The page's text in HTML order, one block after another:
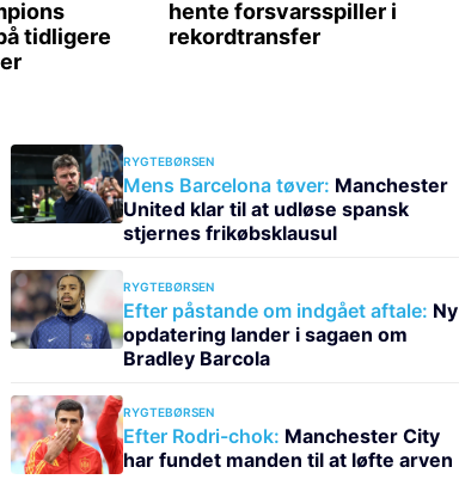
RYGTEBØRSEN
Mens Barcelona tøver: Manchester
United klar til at udløse spansk
stjernes frikøbsklausul
RYGTEBØRSEN
Efter påstande om indgået aftale: Ny
opdatering lander i sagaen om
Bradley Barcola
RYGTEBØRSEN
Efter Rodri-chok: Manchester City
har fundet manden til at løfte arven